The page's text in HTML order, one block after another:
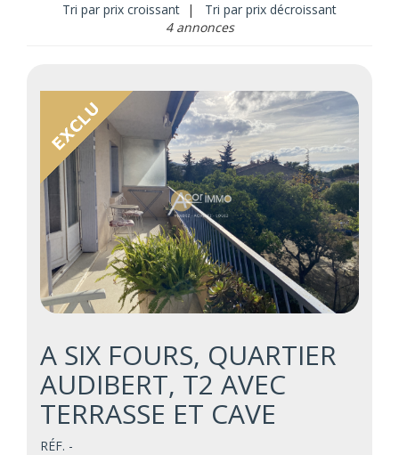
Tri par prix croissant |
Tri par prix décroissant
4 annonces
A SIX FOURS, QUARTIER
AUDIBERT, T2 AVEC
TERRASSE ET CAVE
RÉF. -